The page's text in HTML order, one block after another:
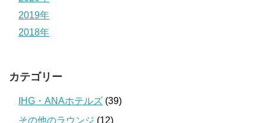
2019年
2018年
カテゴリー
IHG・ANAホテルズ (39)
その他のラウンジ (12)